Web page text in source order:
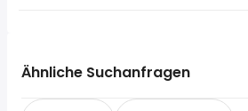
logistiker
Ähnliche Suchanfragen